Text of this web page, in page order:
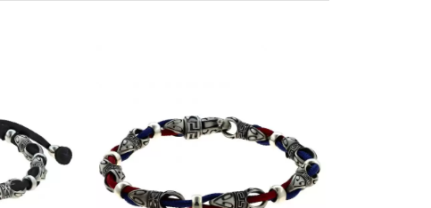
εμφανίσεις τους, προσθέτοντας μια πινελιά